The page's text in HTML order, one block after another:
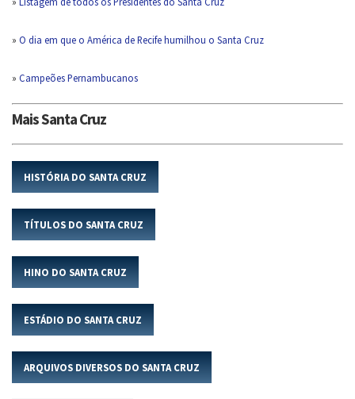
» O dia em que o América de Recife humilhou o Santa Cruz
» Campeões Pernambucanos
Mais Santa Cruz
HISTÓRIA DO SANTA CRUZ
TÍTULOS DO SANTA CRUZ
HINO DO SANTA CRUZ
ESTÁDIO DO SANTA CRUZ
ARQUIVOS DIVERSOS DO SANTA CRUZ